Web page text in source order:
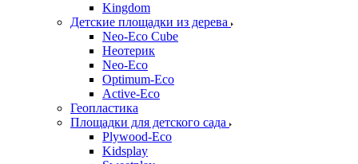
Kingdom
Детские площадки из дерева
Neo-Eco Cube
Неотерик
Neo-Eco
Оptimum-Еco
Active-Eco
Геопластика
Площадки для детского сада
Plywood-Eco
Kidsplay